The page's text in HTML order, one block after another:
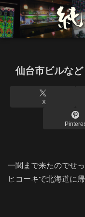
仙台市ビルなど
X
一関まで来たのでせ
ヒコーキで北海道に